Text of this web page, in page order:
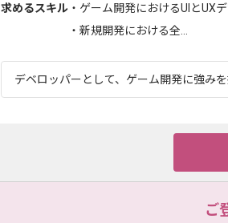
求めるスキル ・ゲーム開発におけるUIとUX
・新規開発における全...
デベロッパーとして、ゲーム開発に強み
ご